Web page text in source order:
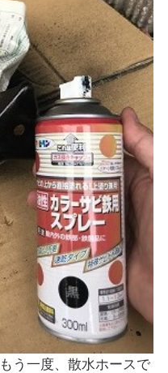
う一度、散水ホースで